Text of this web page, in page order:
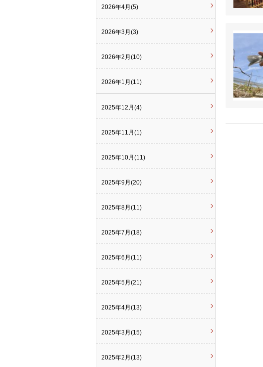
2026年4月(5)
2026年3月(3)
2026年2月(10)
2026年1月(11)
2025年12月(4)
2025年11月(1)
2025年10月(11)
2025年9月(20)
2025年8月(11)
2025年7月(18)
2025年6月(11)
2025年5月(21)
2025年4月(13)
2025年3月(15)
2025年2月(13)